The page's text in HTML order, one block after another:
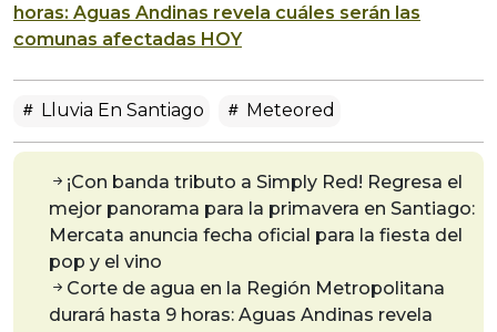
horas: Aguas Andinas revela cuáles serán las
comunas afectadas HOY
Lluvia En Santiago Meteored
¡Con banda tributo a Simply Red! Regresa el
mejor panorama para la primavera en Santiago:
Mercata anuncia fecha oficial para la fiesta del
pop y el vino
Corte de agua en la Región Metropolitana
durará hasta 9 horas: Aguas Andinas revela